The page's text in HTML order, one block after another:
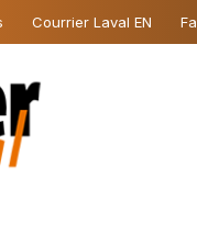
Courrier Laval EN